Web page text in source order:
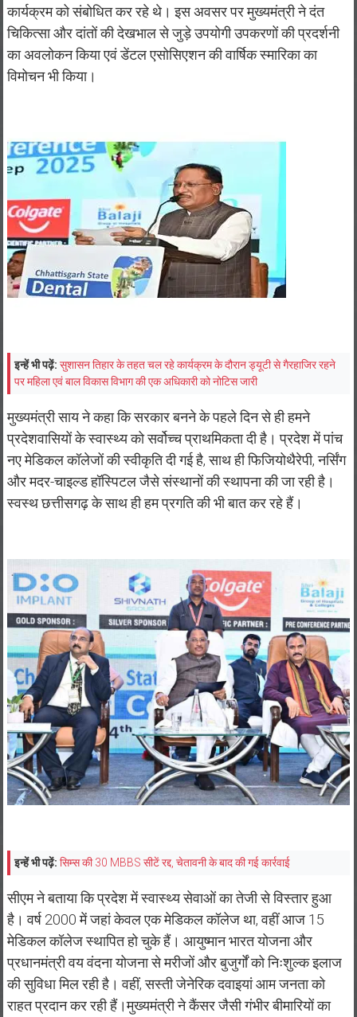
कार्यक्रम को संबोधित कर रहे थे। इस अवसर पर मुख्यमंत्री ने दंत
चिकित्सा और दांतों की देखभाल से जुड़े उपयोगी उपकरणों की प्रदर्शनी
का अवलोकन किया एवं डेंटल एसोसिएशन की वार्षिक स्मारिका का
विमोचन भी किया।
इन्हें भी पढ़ें: सुशासन तिहार के तहत चल रहे कार्यक्रम के दौरान ड्यूटी से गैरहाजिर रहने
पर महिला एवं बाल विकास विभाग की एक अधिकारी को नोटिस जारी
मुख्यमंत्री साय ने कहा कि सरकार बनने के पहले दिन से ही हमने
प्रदेशवासियों के स्वास्थ्य को सर्वोच्च प्राथमिकता दी है। प्रदेश में पांच
नए मेडिकल कॉलेजों की स्वीकृति दी गई है, साथ ही फिजियोथैरेपी, नर्सिंग
और मदर-चाइल्ड हॉस्पिटल जैसे संस्थानों की स्थापना की जा रही है।
स्वस्थ छत्तीसगढ़ के साथ ही हम प्रगति की भी बात कर रहे हैं।
इन्हें भी पढ़ें: सिम्स की 30 MBBS सीटें रद्द, चेतावनी के बाद की गई कार्रवाई
सीएम ने बताया कि प्रदेश में स्वास्थ्य सेवाओं का तेजी से विस्तार हुआ
है। वर्ष 2000 में जहां केवल एक मेडिकल कॉलेज था, वहीं आज 15
मेडिकल कॉलेज स्थापित हो चुके हैं। आयुष्मान भारत योजना और
प्रधानमंत्री वय वंदना योजना से मरीजों और बुजुर्गों को निःशुल्क इलाज
की सुविधा मिल रही है। वहीं, सस्ती जेनेरिक दवाइयां आम जनता को
राहत प्रदान कर रही हैं।मुख्यमंत्री ने कैंसर जैसी गंभीर बीमारियों का